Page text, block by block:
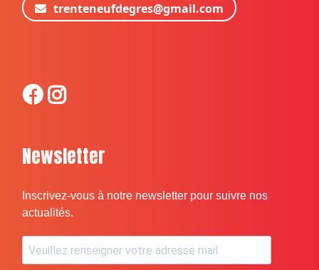
trenteneufdegres@gmail.com
Newsletter
Inscrivez-vous à notre newsletter pour suivre nos
actualités.